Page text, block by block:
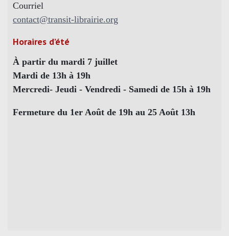
Courriel
contact@transit-librairie.org
Horaires d’été
À partir du mardi 7 juillet
Mardi de 13h à 19h
Mercredi- Jeudi - Vendredi - Samedi de 15h à 19h
Fermeture du 1er Août de 19h au 25 Août 13h